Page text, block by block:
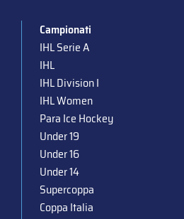
Campionati
IHL Serie A
IHL
IHL Division I
IHL Women
Para Ice Hockey
Under 19
Under 16
Under 14
Supercoppa
Coppa Italia